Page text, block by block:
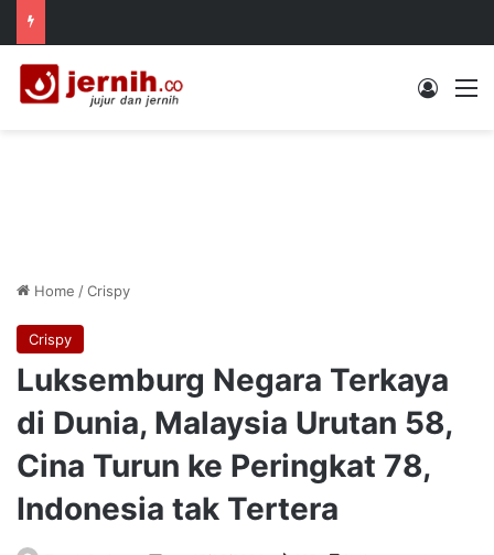
Log In
Home /Crispy
Crispy
Luksemburg Negara Terkaya
di Dunia, Malaysia Urutan 58,
Cina Turun ke Peringkat 78,
Indonesia tak Tertera